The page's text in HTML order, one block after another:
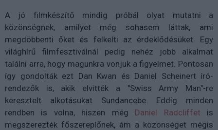
A jó filmkészítő mindig próbál olyat mutatni a
közönségnek, amilyet még sohasem láttak, ami
megdöbbenti őket és felkelti az érdeklődésüket. Egy
világhírű filmfesztiválnál pedig nehéz jobb alkalmat
találni arra, hogy magunkra vonjuk a figyelmet. Pontosan
így gondolták ezt Dan Kwan és Daniel Scheinert író-
rendezők is, akik elvitték a "Swiss Army Man"-re
keresztelt alkotásukat Sundancebe. Eddig minden
rendben is volna, hiszen még Daniel Radcliffet is
megszerezték főszereplőnek, ám a közönséget mégis